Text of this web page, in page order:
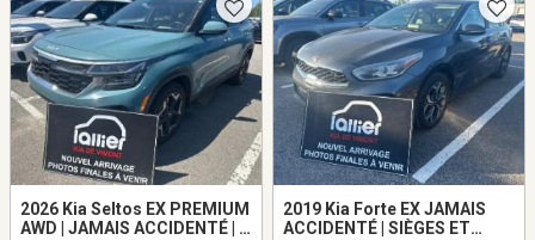
2026 Kia Seltos EX PREMIUM
AWD | JAMAIS ACCIDENTÉ | 1
2019 Kia Forte EX JAMAIS
ACCIDENTÉ | SIÈGES ET